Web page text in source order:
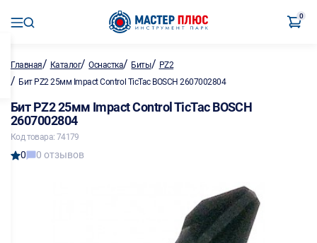
0
Главная/ Каталог/Оснастка/ Биты/ PZ2
/ Бит PZ2 25мм Impact Control TicTac BOSCH 2607002804
Бит PZ2 25мм Impact Control TicTac BOSCH
2607002804
Код товара: 74179
0 0 отзывов